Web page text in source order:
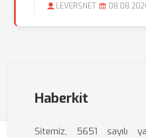
LEVERSNET
Haberkit
Sitemiz, 5651 sayılı